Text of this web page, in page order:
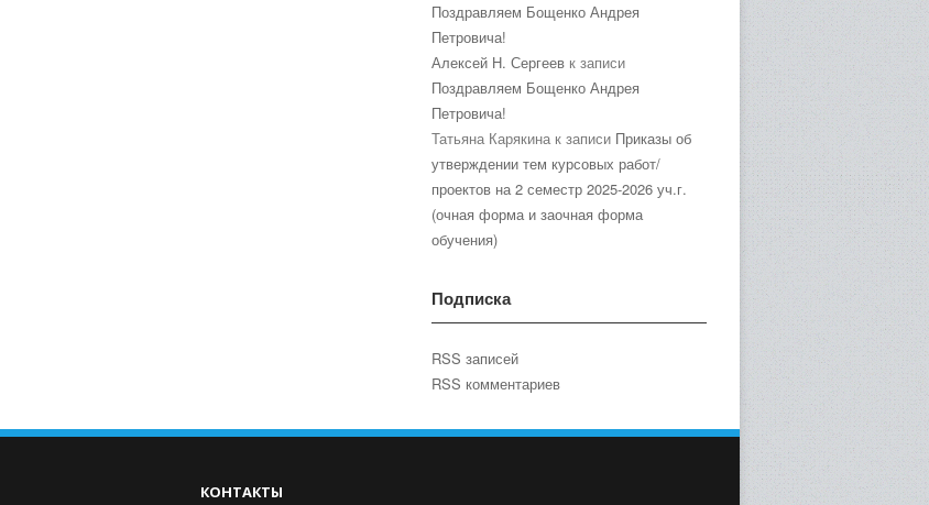
Поздравляем Бощенко Андрея
Петровича!
Алексей Н. Сергеев к записи
Поздравляем Бощенко Андрея
Петровича!
Татьяна Карякина к записи Приказы об
утверждении тем курсовых работ/
проектов на 2 семестр 2025-2026 уч.г.
(очная форма и заочная форма
обучения)
Подписка
RSS записей
RSS комментариев
КОНТАКТЫ